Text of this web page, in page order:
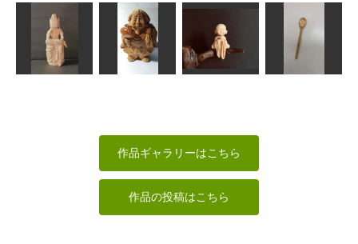
獅子
なんぺい
モズ
MINI
メジロ 戌
大黒様
主
作品ギャラリーはこちら
作品の投稿はこちら